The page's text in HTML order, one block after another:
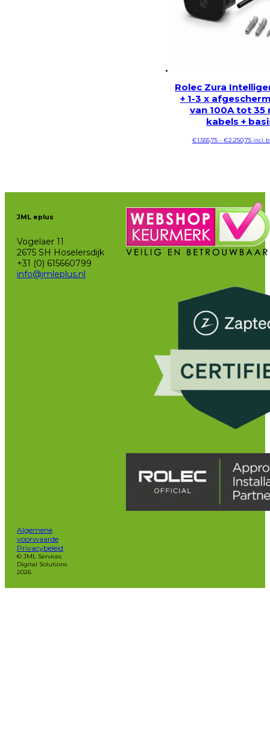
Rolec Zura
+ 1-3 x
van 100A tot 35
kabels +
€1.555,75 - €2.250,75 incl.
JML eplus
Vogelaer 11
2675 SH Hoselersdijk
+31 (0) 615660799
info@jmleplus.nl
Algemene
voorwaarde
Privacybeleid
© JML Services
Digital Solutions
2026